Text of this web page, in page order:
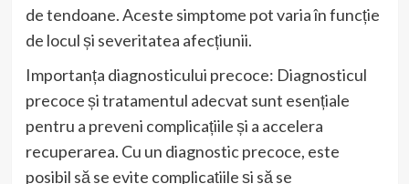
de tendoane. Aceste simptome pot varia în funcție
de locul și severitatea afecțiunii.
Importanța diagnosticului precoce: Diagnosticul
precoce și tratamentul adecvat sunt esențiale
pentru a preveni complicațiile și a accelera
recuperarea. Cu un diagnostic precoce, este
posibil să se evite complicațiile și să se